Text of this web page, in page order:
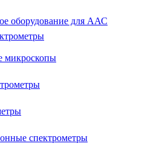
оборудование для ААС
микроскопы
спектрометры